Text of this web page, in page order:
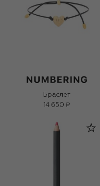
Браслет
14 650 ₽